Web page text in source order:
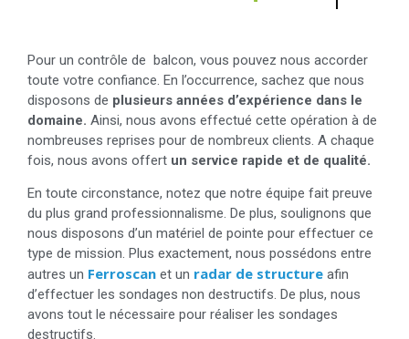
Pour un contrôle de balcon, vous pouvez nous accorder
toute votre confiance. En l’occurrence, sachez que nous
disposons de
plusieurs années d’expérience dans le
domaine.
Ainsi, nous avons effectué cette opération à de
nombreuses reprises pour de nombreux clients. A chaque
fois, nous avons offertun service rapide et de qualité.
En toute circonstance, notez que notre équipe fait preuve
du plus grand professionnalisme. De plus, soulignons que
nous disposons d’un matériel de pointe pour effectuer ce
type de mission. Plus exactement, nous possédons entre
autres un Ferroscan et un radar de structure
d’effectuer les sondages non destructifs. De plus, nous